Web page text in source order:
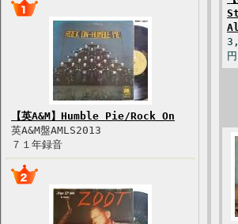
【英A&M】Humble Pie/Rock On
英A&M盤AMLS2013
７１年録音